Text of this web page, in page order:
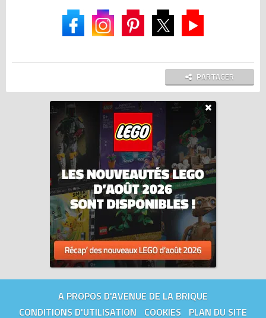
PARTAGER
A PROPOS D'AVENUE DE LA BRIQUE
CONDITIONS D'UTILISATION
COOKIES PLAN DU SITE